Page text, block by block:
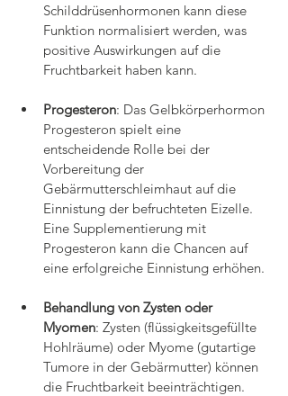
Schilddrüsenhormonen kann diese
Funktion normalisiert werden, was
positive Auswirkungen auf die
Fruchtbarkeit haben kann.
Progesteron: Das Gelbkörperhormon
Progesteron spielt eine
entscheidende Rolle bei der
Vorbereitung der
Gebärmutterschleimhaut auf die
Einnistung der befruchteten Eizelle.
Eine Supplementierung mit
Progesteron kann die Chancen auf
eine erfolgreiche Einnistung erhöhen.
Behandlung von Zysten oder
Myomen: Zysten (flüssigkeitsgefüllte
Hohlräume) oder Myome (gutartige
Tumore in der Gebärmutter) können
die Fruchtbarkeit beeinträchtigen.